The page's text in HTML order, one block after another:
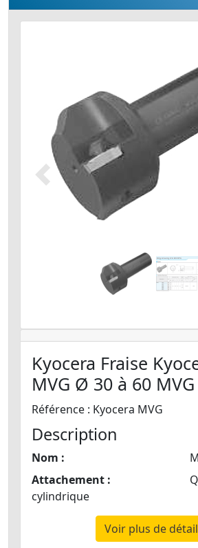
Précédent
Kyocera Fraise
MVG Ø 30 à 60 MVG
Référence : Kyocera MVG
Description
Nom :
Attachement :
cylindrique
Voir plus de